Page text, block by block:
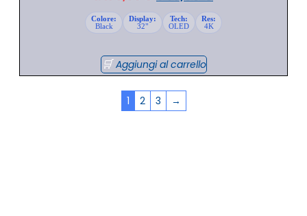
Colore:
Black
Display:
32"
Tech:
OLED
Res:
4K
Aggiungi al carrello
1 2 3 →